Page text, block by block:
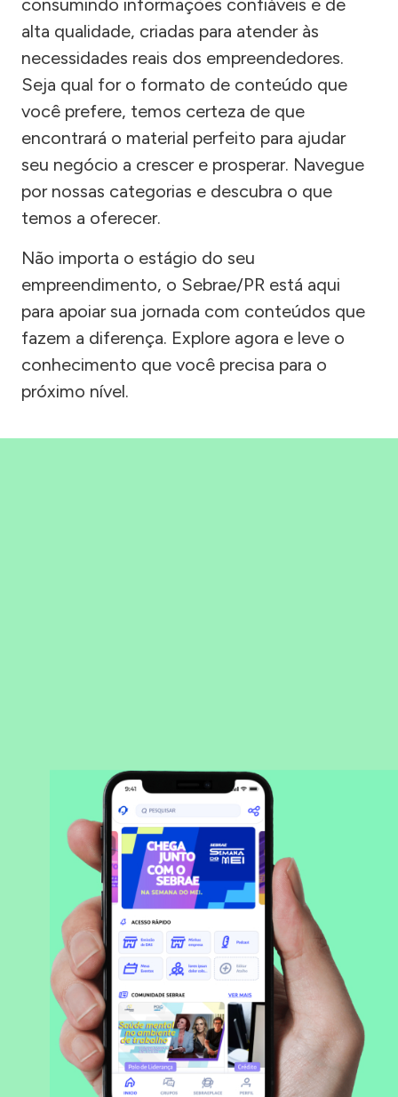
consumindo informações confiáveis e de
alta qualidade, criadas para atender às
necessidades reais dos empreendedores.
Seja qual for o formato de conteúdo que
você prefere, temos certeza de que
encontrará o material perfeito para ajudar
seu negócio a crescer e prosperar. Navegue
por nossas categorias e descubra o que
temos a oferecer.
Não importa o estágio do seu
empreendimento, o Sebrae/PR está aqui
para apoiar sua jornada com conteúdos que
fazem a diferença. Explore agora e leve o
conhecimento que você precisa para o
próximo nível.